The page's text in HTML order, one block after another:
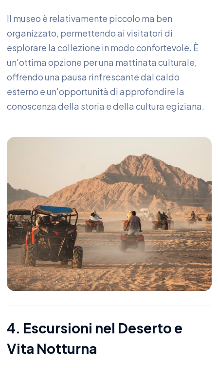
Il museo è relativamente piccolo ma ben
organizzato, permettendo ai visitatori di
esplorare la collezione in modo confortevole. È
un'ottima opzione per una mattinata culturale,
offrendo una pausa rinfrescante dal caldo
esterno e un'opportunità di approfondire la
conoscenza della storia e della cultura egiziana.
4. Escursioni nel Deserto e
Vita Notturna